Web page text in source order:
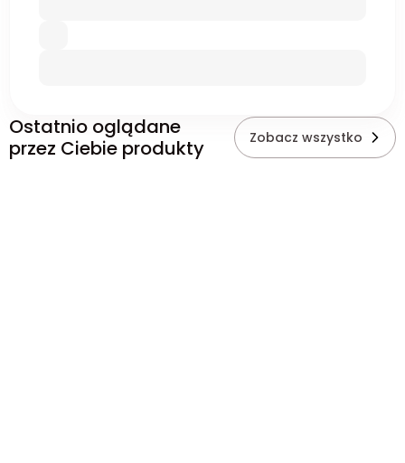
Ostatnio oglądane
przez Ciebie produkty
Zobacz wszystko